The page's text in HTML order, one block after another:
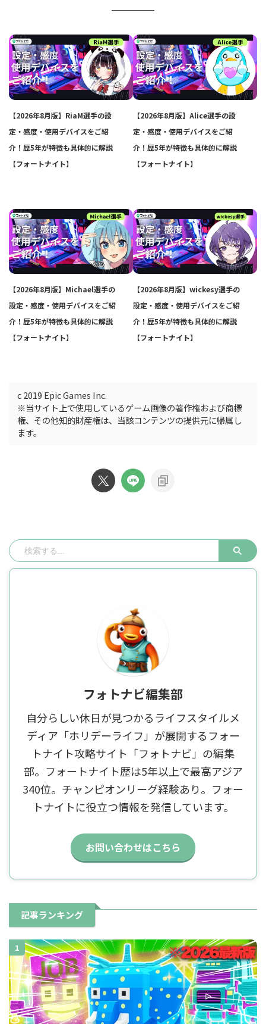
【2026年8月版】RiaM選手の設
定・感度・使用デバイスをご紹
介！歴5年が特徴も具体的に解説
【フォートナイト】
【2026年8月版】Michael選手の
設定・感度・使用デバイスをご紹
介！歴5年が特徴も具体的に解説
【フォートナイト】
【2026年8月版】Alice選手の設
定・感度・使用デバイスをご紹
介！歴5年が特徴も具体的に解説
【フォートナイト】
【2026年8月版】wickesy選手の
設定・感度・使用デバイスをご紹
介！歴5年が特徴も具体的に解説
【フォートナイト】
c 2019 Epic Games Inc.
※当サイト上で使用しているゲーム画像の著作権および商標
権、その他知的財産権は、当該コンテンツの提供元に帰属し
ます。
フォトナビ編集部
自分らしい休日が見つかるライフスタイルメ
ディア「ホリデーライフ」が展開するフォー
トナイト攻略サイト「フォトナビ」の編集
部。フォートナイト歴は5年以上で最高アジア
340位。チャンピオンリーグ経験あり。フォー
トナイトに役立つ情報を発信しています。
お問い合わせはこちら
記事ランキング
1